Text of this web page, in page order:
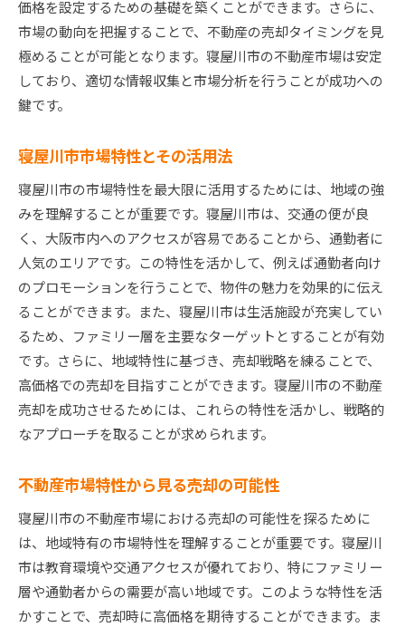
価格を設定するための基礎を築くことができます。さらに、
市場の動向を把握することで、不動産の売却タイミングを見
極めることが可能となります。寝屋川市の不動産市場は安定
しており、適切な情報収集と市場分析を行うことが成功への
鍵です。
寝屋川市市場特性とその活用法
寝屋川市の市場特性を最大限に活用するためには、地域の強
みを理解することが重要です。寝屋川市は、交通の便が良
く、大阪市内へのアクセスが容易であることから、通勤者に
人気のエリアです。この特性を活かして、例えば通勤者向け
のプロモーションを行うことで、物件の魅力を効果的に伝え
ることができます。また、寝屋川市は生活施設が充実してい
るため、ファミリー層を主要なターゲットとすることが有効
です。さらに、地域特性に基づき、売却戦略を練ることで、
高価格での売却を目指すことができます。寝屋川市の不動産
売却を成功させるためには、これらの特性を活かし、戦略的
なアプローチを取ることが求められます。
不動産市場特性から見る売却の可能性
寝屋川市の不動産市場における売却の可能性を探るために
は、地域特有の市場特性を理解することが重要です。寝屋川
市は教育環境や交通アクセスが優れており、特にファミリー
層や通勤者からの需要が高い地域です。このような特性を活
かすことで、売却時に高価格を期待することができます。ま